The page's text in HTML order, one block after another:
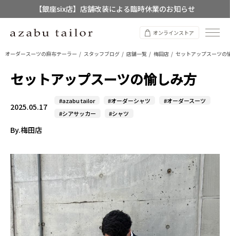
【銀座six店】店舗改装による臨時休業のお知らせ
【店舗限定】レディースオーダースーツ
オンラインストア
オーダースーツの麻布テーラー スタッフブログ 店舗一覧 梅田店 セットアップスーツの
セットアップスーツの愉しみ方
2025.05.17
#azabu tailor #オーダーシャツ
#オーダースーツ
#シアサッカー
#シャツ
By.梅田店